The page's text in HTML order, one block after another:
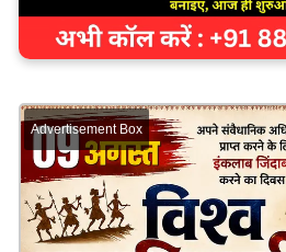
Advertisement Box